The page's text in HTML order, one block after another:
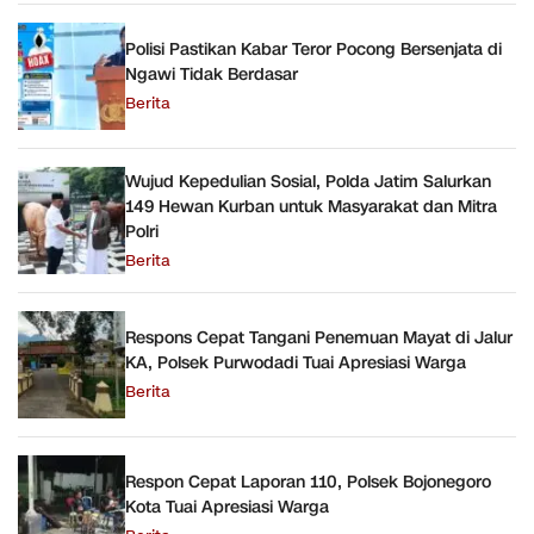
Polisi Pastikan Kabar Teror Pocong Bersenjata di
Ngawi Tidak Berdasar
Berita
Wujud Kepedulian Sosial, Polda Jatim Salurkan
149 Hewan Kurban untuk Masyarakat dan Mitra
Polri
Berita
Respons Cepat Tangani Penemuan Mayat di Jalur
KA, Polsek Purwodadi Tuai Apresiasi Warga
Berita
Respon Cepat Laporan 110, Polsek Bojonegoro
Kota Tuai Apresiasi Warga